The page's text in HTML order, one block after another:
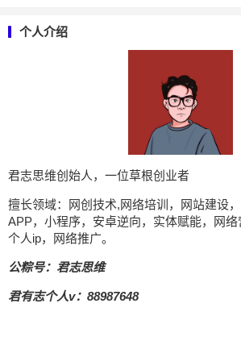
个人介绍
君志思维创始人，一位草根创业者
擅长领域：网创技术,网络培训，网站建设
APP，小程序，安卓逆向，实体赋能，网络
个人ip，网络推广。
公粽号：君志思维
君有志个人v：88987648